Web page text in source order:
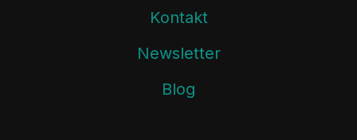
Kontakt
Newsletter
Blog